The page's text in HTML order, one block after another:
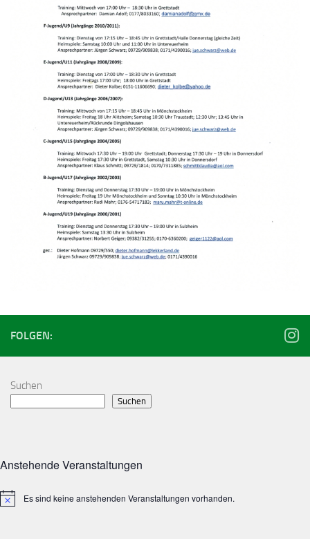
FOLGEN:
Suchen
Suchen
Anstehende Veranstaltungen
Es sind keine anstehenden Veranstaltungen vorhanden.